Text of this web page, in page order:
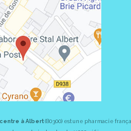
à Albert(80300) est une pharmacie